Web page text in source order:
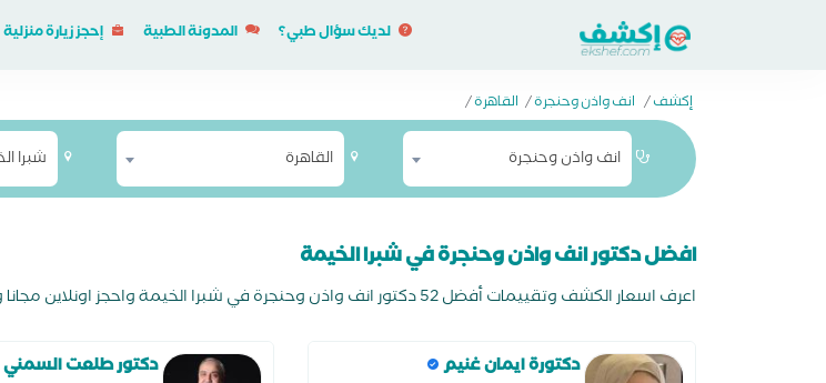
لديك سؤال طبي؟ المدونة الطبية إحجز زيارة منزلية
إكشف/ انف واذن وحنجرة/ القاهرة/
انف واذن وحنجرة القاهرة شبرا
افضل دكتور انف واذن وحنجرة في شبرا الخيمة
اعرف اسعار الكشف وتقييمات أفضل 52 دكتور انف واذن وحنجرة في شبرا الخيمة واحجز اونلاين مجانا وادفع في العيادة
دكتورة ايمان غنيم دكتور طلعت السمني